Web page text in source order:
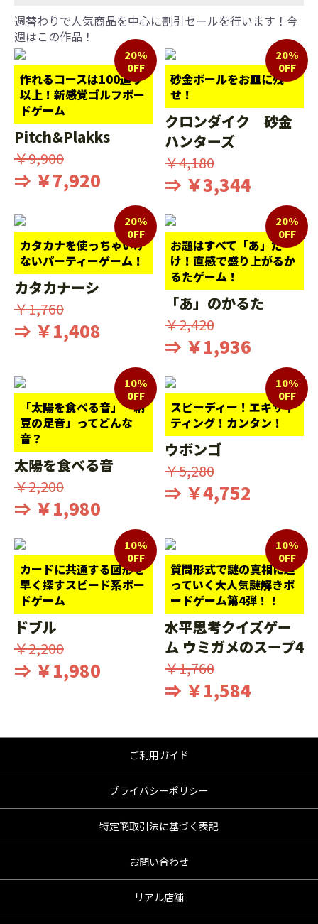
週替わりで人気商品を中心に割引セールを行います！今
週はこの作品！
作れるコースは100通り
以上！新感覚ゴルフボー
ドゲーム
20%
0FF
Pitch&Plakks
￥9,900
⇒ ￥7,920
砂金ボールをお皿に残
せ！
20%
0FF
クロンダイク 砂金
ハンターズ
￥4,180
⇒ ￥3,344
カタカナを使っちゃいけ
ないパーティーゲーム！
20%
0FF
カタカナーシ
￥1,760
⇒ ￥1,408
お題はすべて「あ」だ
け！直感で盛り上がるか
るたゲーム！
20%
0FF
「あ」のかるた
￥2,420
⇒ ￥1,936
「太陽を食べる音」「納
豆の足音」ってどんな
音？
10%
0FF
太陽を食べる音
￥2,200
⇒ ￥1,980
スピーディー！エキサイ
ティング！カンタン！
10%
0FF
ウボンゴ
￥5,280
⇒ ￥4,752
カードに共通する図形を
早く探すスピード系ボー
ドゲーム
10%
0FF
ドブル
￥2,200
⇒ ￥1,980
質問形式で謎の真相に迫
っていく大人気謎解きボ
ードゲーム第4弾！！
10%
0FF
水平思考クイズゲー
ム ウミガメのスープ4
￥1,760
⇒ ￥1,584
ご利用ガイド
プライバシーポリシー
特定商取引法に基づく表記
お問い合わせ
リアル店舗